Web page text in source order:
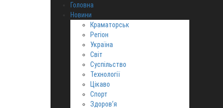
Головна
Новини
Краматорськ
Регіон
Україна
Світ
Суспільство
Технології
Цікаво
Спорт
Здоров‘я